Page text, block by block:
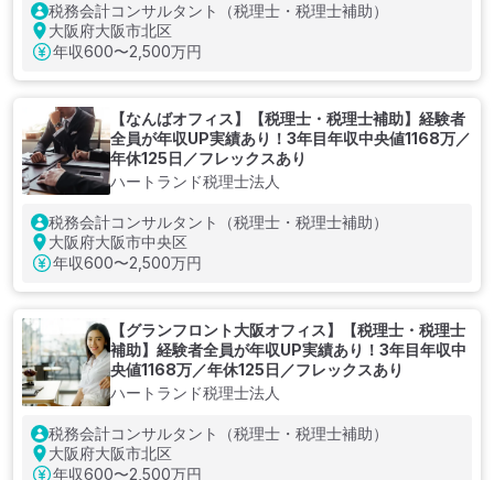
税務会計コンサルタント（税理士・税理士補助）
大阪府大阪市北区
年収600〜2,500万円
【なんばオフィス】【税理士・税理士補助】経験者
全員が年収UP実績あり！3年目年収中央値1168万／
年休125日／フレックスあり
ハートランド税理士法人
税務会計コンサルタント（税理士・税理士補助）
大阪府大阪市中央区
年収600〜2,500万円
【グランフロント大阪オフィス】【税理士・税理士
補助】経験者全員が年収UP実績あり！3年目年収中
央値1168万／年休125日／フレックスあり
ハートランド税理士法人
税務会計コンサルタント（税理士・税理士補助）
大阪府大阪市北区
年収600〜2,500万円